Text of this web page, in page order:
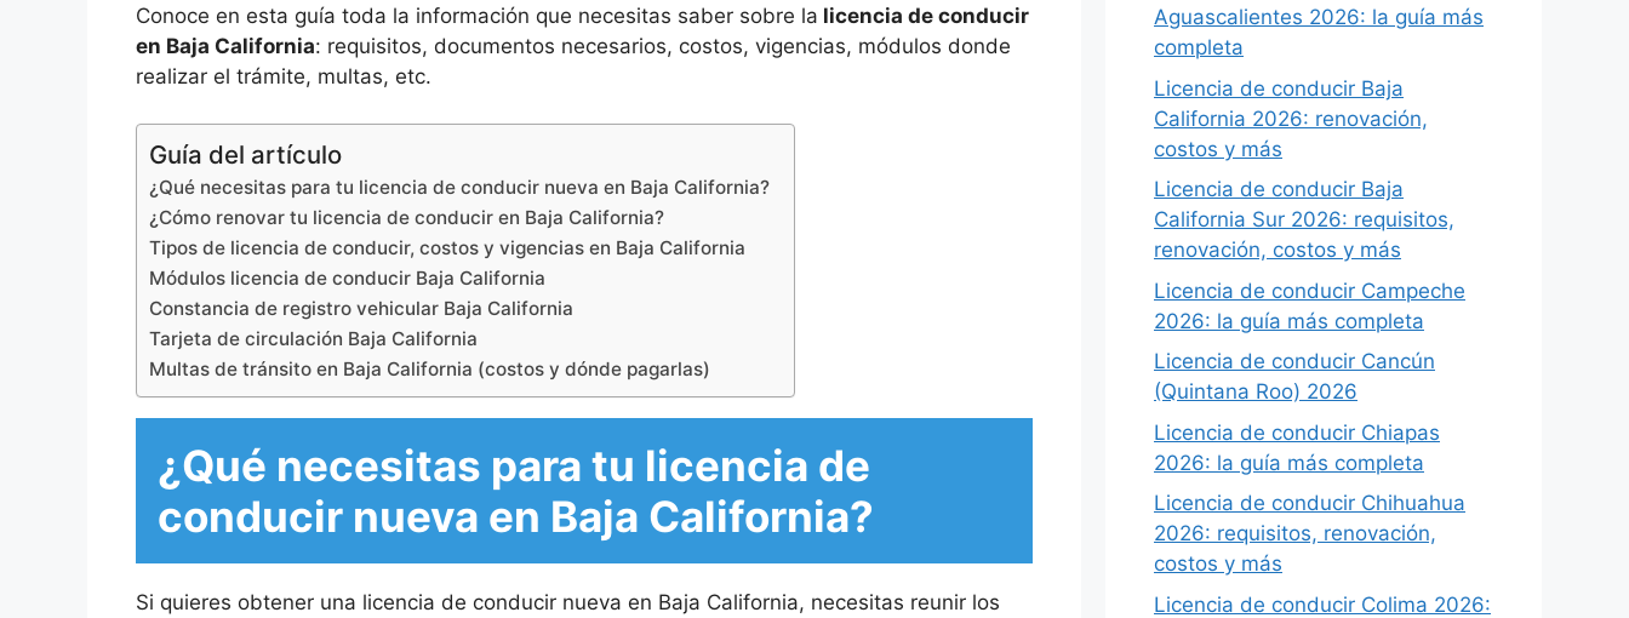
Conoce en esta guía toda la información que necesitas saber sobre la licencia de conducir
en Baja California: requisitos, documentos necesarios, costos, vigencias, módulos donde
realizar el trámite, multas, etc.
Guía del artículo
¿Qué necesitas para tu licencia de conducir nueva en Baja California?
¿Cómo renovar tu licencia de conducir en Baja California?
Tipos de licencia de conducir, costos y vigencias en Baja California
Módulos licencia de conducir Baja California
Constancia de registro vehicular Baja California
Tarjeta de circulación Baja California
Multas de tránsito en Baja California (costos y dónde pagarlas)
¿Qué necesitas para tu licencia de
conducir nueva en Baja California?
Si quieres obtener una licencia de conducir nueva en Baja California, necesitas reunir los
Aguascalientes 2026: la guía más
completa
Licencia de conducir Baja
California 2026: renovación,
costos y más
Licencia de conducir Baja
California Sur 2026: requisitos,
renovación, costos y más
Licencia de conducir Campeche
2026: la guía más completa
Licencia de conducir Cancún
(Quintana Roo) 2026
Licencia de conducir Chiapas
2026: la guía más completa
Licencia de conducir Chihuahua
2026: requisitos, renovación,
costos y más
Licencia de conducir Colima 2026: